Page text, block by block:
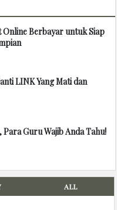
Berbayar untuk Siap
LINK Yang Mati dan
Guru Wajib Anda Tahu!
ALL